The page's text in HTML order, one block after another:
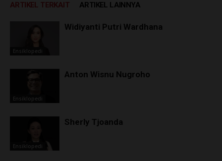
ARTIKEL TERKAIT ARTIKEL LAINNYA
Ensiklopedi
Widiyanti Putri Wardhana
Ensiklopedi
Anton Wisnu Nugroho
Ensiklopedi
Sherly Tjoanda